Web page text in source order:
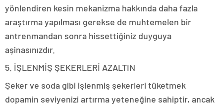
yönlendiren kesin mekanizma hakkında daha fazla
araştırma yapılması gerekse de muhtemelen bir
antrenmandan sonra hissettiğiniz duyguya
aşinasınızdır.
5. İŞLENMİŞ ŞEKERLERİ AZALTIN
Şeker ve soda gibi işlenmiş şekerleri tüketmek
dopamin seviyenizi artırma yeteneğine sahiptir, ancak